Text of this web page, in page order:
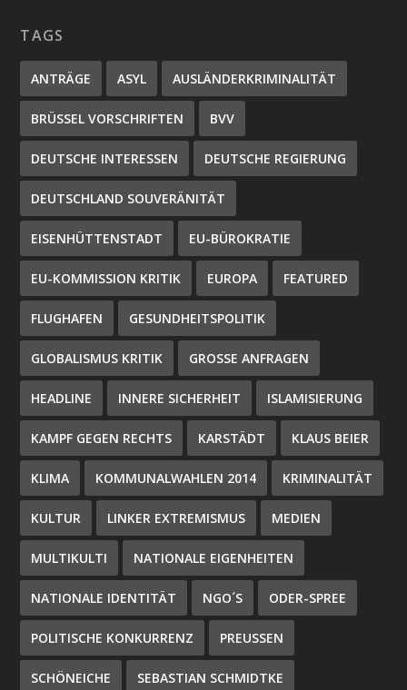
TAGS
ANTRÄGE ASYL AUSLÄNDERKRIMINALITÄT
BRÜSSEL VORSCHRIFTEN BVV
DEUTSCHE INTERESSEN DEUTSCHE REGIERUNG
DEUTSCHLAND SOUVERÄNITÄT
EISENHÜTTENSTADT EU-BÜROKRATIE
EU-KOMMISSION KRITIK EUROPA FEATURED
FLUGHAFEN GESUNDHEITSPOLITIK
GLOBALISMUS KRITIK GROSSE ANFRAGEN
HEADLINE INNERE SICHERHEIT ISLAMISIERUNG
KAMPF GEGEN RECHTS KARSTÄDT KLAUS BEIER
KLIMA KOMMUNALWAHLEN 2014 KRIMINALITÄT
KULTUR LINKER EXTREMISMUS MEDIEN
MULTIKULTI NATIONALE EIGENHEITEN
NATIONALE IDENTITÄT NGO´S ODER-SPREE
POLITISCHE KONKURRENZ PREUSSEN
SCHÖNEICHE SEBASTIAN SCHMIDTKE